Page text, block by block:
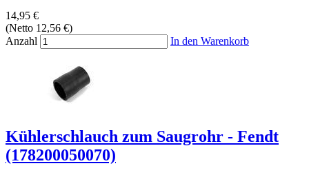
14,95 €
(Netto 12,56 €)
Anzahl
In den Warenkorb
Kühlerschlauch zum Saugrohr - Fendt
(178200050070)